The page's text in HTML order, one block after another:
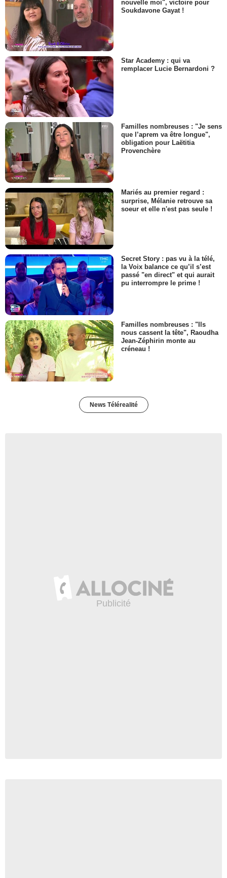
nouvelle moi", victoire pour
Soukdavone Gayat !
Star Academy : qui va
remplacer Lucie Bernardoni ?
Familles nombreuses : "Je sens
que l’aprem va être longue",
obligation pour Laëtitia
Provenchère
Mariés au premier regard :
surprise, Mélanie retrouve sa
soeur et elle n'est pas seule !
Secret Story : pas vu à la télé,
la Voix balance ce qu’il s’est
passé "en direct" et qui aurait
pu interrompre le prime !
Familles nombreuses : "Ils
nous cassent la tête", Raoudha
Jean-Zéphirin monte au
créneau !
News Télérealité